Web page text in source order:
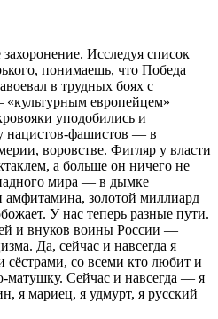
Исследуя список
понимаешь, что Победа
в трудных боях с
европейцем»
уподобились и
нацистов-фашистов — в
воровстве. Фигляр у власти
а больше он ничего не
мира — в дымке
амфитамина, золотой миллиард
У нас теперь разные пути.
и внуков воины России —
Да, сейчас и навсегда я
сёстрами, со всеми кто любит и
Сейчас и навсегда — я
я мариец, я удмурт, я русский